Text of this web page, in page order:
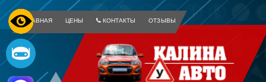
ГЛАВНАЯ ЦЕНЫ КОНТАКТЫ ОТЗЫВЫ